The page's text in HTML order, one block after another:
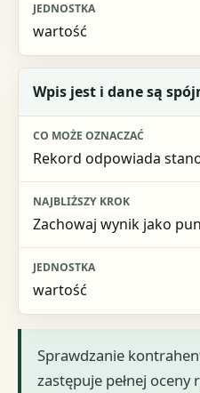
wartość
Wpis jest i dane są
Rekord odpowiada
Zachowaj wynik jako
wartość
Sprawdzanie
zastępuje pełnej oceny